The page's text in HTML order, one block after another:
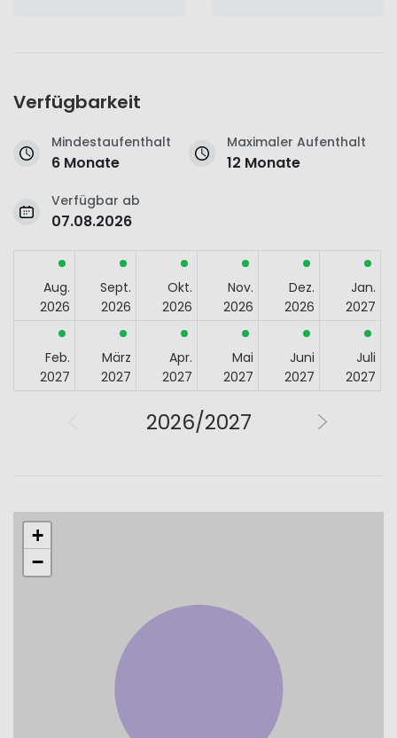
Verfügbarkeit
Mindestaufenthalt
6 Monate
Maximaler Aufenthalt
12 Monate
Verfügbar ab
07.08.2026
Aug.
2026
Sept.
2026
Okt.
2026
Nov.
2026
Dez.
2026
Jan.
2027
Feb.
2027
März
2027
Apr.
2027
Mai
2027
Juni
2027
Juli
2027
2026/2027
+
−